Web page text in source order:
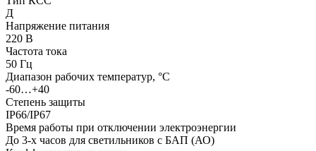
Д
Напряжение питания
220 В
Частота тока
50 Гц
Диапазон рабочих температур, °С
-60…+40
Степень защиты
IP66/IP67
Время работы при отключении электроэнергии
До 3-х часов для светильников с БАП (АО)